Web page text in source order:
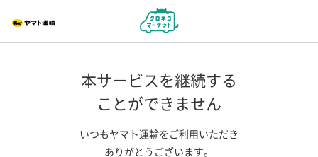
本サービスを継続する
ことができません
いつもヤマト運輸をご利用いただき
ありがとうございます。